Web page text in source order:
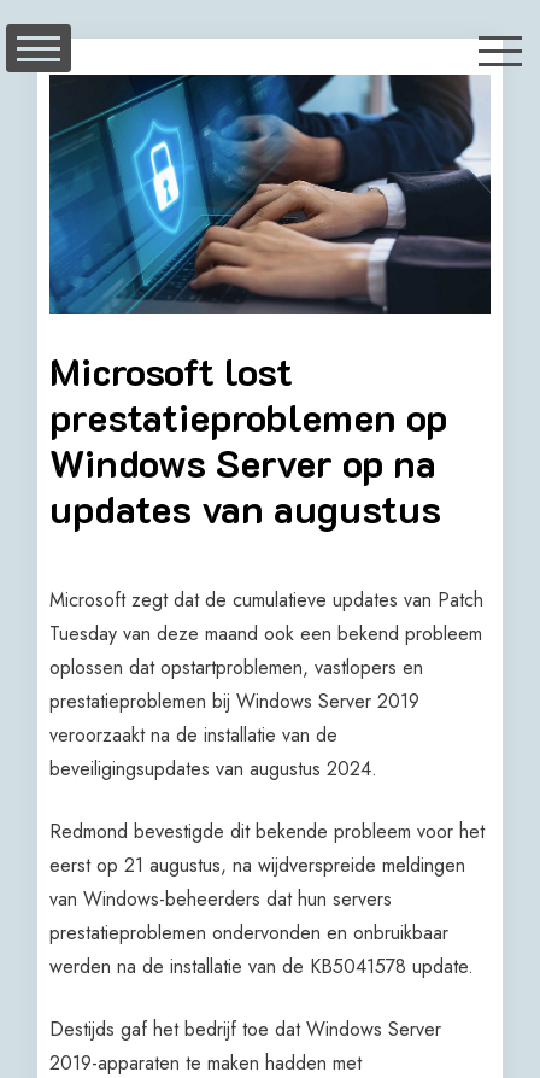
content
Microsoft lost
prestatieproblemen op
Windows Server op na
updates van augustus
Microsoft zegt dat de cumulatieve updates van Patch
Tuesday van deze maand ook een bekend probleem
oplossen dat opstartproblemen, vastlopers en
prestatieproblemen bij Windows Server 2019
veroorzaakt na de installatie van de
beveiligingsupdates van augustus 2024.
Redmond bevestigde dit bekende probleem voor het
eerst op 21 augustus, na wijdverspreide meldingen
van Windows-beheerders dat hun servers
prestatieproblemen ondervonden en onbruikbaar
werden na de installatie van de KB5041578 update.
Destijds gaf het bedrijf toe dat Windows Server
2019-apparaten te maken hadden met